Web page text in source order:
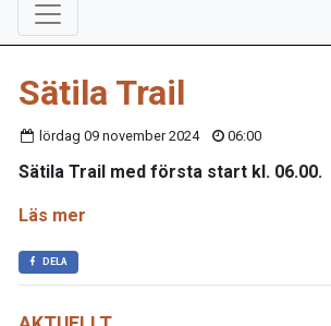
Sätila Trail
lördag 09 november 2024 06:00
Sätila Trail med första start kl. 06.00.
Läs mer
DELA